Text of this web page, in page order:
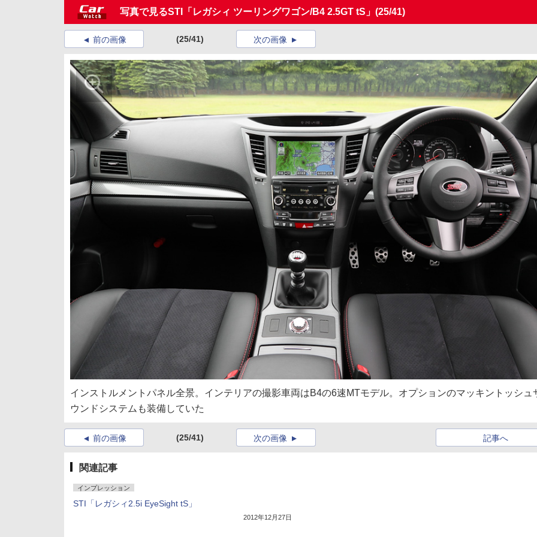
写真で見るSTI「レガシィ ツーリングワゴン/B4 2.5GT tS」 (25/41)
前の画像 (25/41) 次の画像
インストルメントパネル全景。インテリアの撮影車両はB4の6速MTモデル。オプションのマッキントッシュ
ウンドシステムも装備していた
前の画像 (25/41) 記事へ
次の画像
関連記事
インプレッション
STI「レガシィ2.5i EyeSight tS」
2012年12月27日